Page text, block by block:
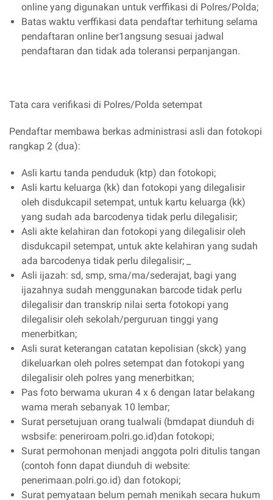
online yang digunakan untuk verffikasi di Polres/Polda;
Batas waktu verffikasi data pendaftar terhitung selama
pendaftaran online ber1angsung sesuai jadwal
pendaftaran dan tidak ada toleransi perpanjangan.
Tata cara verifikasi di Polres/Polda setempat
Pendaftar membawa berkas administrasi asli dan fotokopi
rangkap 2 (dua):
Asli kartu tanda penduduk (ktp) dan fotokopi;
Asli kartu keluarga (kk) dan fotokopi yang dilegalisir
oleh disdukcapil setempat, untuk kartu keluarga (kk)
yang sudah ada barcodenya tidak perlu dilegalisir;
Asli akte kelahiran dan fotokopi yang dilegalisir oleh
disdukcapil setempat, untuk akte kelahiran yang sudah
ada barcodenya tidak perlu dilegalisir; _
Asli ijazah: sd, smp, sma/ma/sederajat, bagi yang
ijazahnya sudah menggunakan barcode tidak perlu
dilegalisir dan transkrip nilai serta fotokopi yang
dilegalisir oleh sekolah/perguruan tinggi yang
menerbitkan;
Asli surat keterangan catatan kepolisian (skck) yang
dikeluarkan oleh polres setempat dan fotokopi yang
dilegalisir oleh polres yang menerbitkan;
Pas foto berwama ukuran 4 x 6 dengan latar belakang
wama merah sebanyak 10 lembar;
Surat persetujuan orang tualwali (bmdapat diunduh di
wsbsife: peneriroam.polri.go.id)dan fotokopi;
Surat permohonan menjadi anggota polri ditulis tangan
(contoh fonn dapat diunduh di website:
penerimaan.polri.go.id) dan fotokopi;
Surat pemyataan belum pemah menikah secara hukum